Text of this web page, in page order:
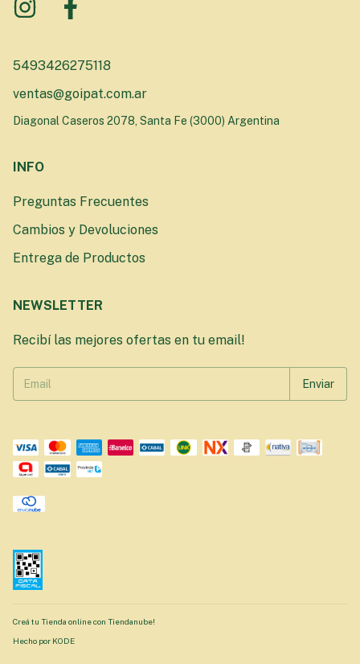
5493426275118
ventas@goipat.com.ar
Diagonal Caseros 2078, Santa Fe (3000) Argentina
INFO
Preguntas Frecuentes
Cambios y Devoluciones
Entrega de Productos
NEWSLETTER
Recibí las mejores ofertas en tu email!
Creá tu Tienda online con Tiendanube!
Hecho por KODE